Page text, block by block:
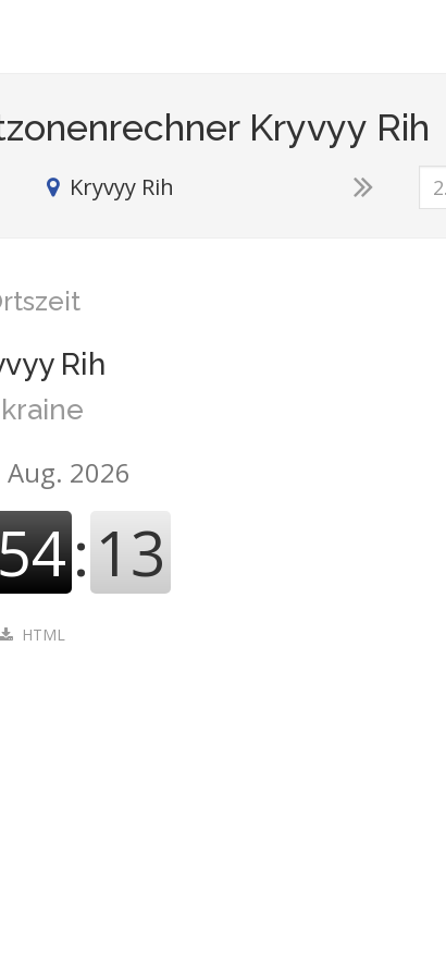
Kryvyy Rih
Kryvyy Rih
Rih
Aug. 2026
:14
HTML